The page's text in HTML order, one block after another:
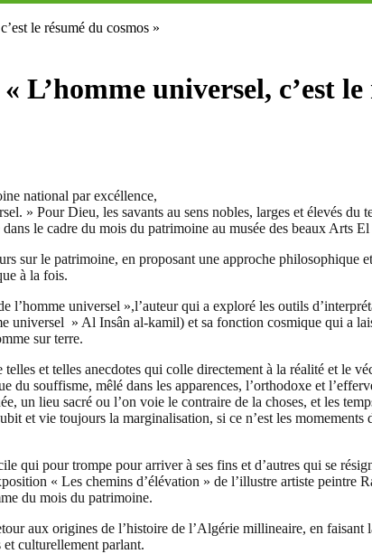
le résumé du cosmos »
universel, c’est le
national par excéllence,
» Pour Dieu, les savants au sens nobles, larges et élevés du
le cadre du mois du patrimoine au musée des beaux Arts
sur le patrimoine, en proposant une approche philosophique
à la fois.
universel »,l’auteur qui a exploré les outils
universel » Al Insân al-kamil) et sa fonction cosmique qui a
sur terre.
et telles anecdotes qui colle directement à la réalité et le
souffisme, mêlé dans les apparences, l’orthodoxe et
un lieu sacré ou l’on voie le contraire de la choses, et les
et vie toujours la marginalisation, si ce n’est les
qui pour trompe pour arriver à ses fins et d’autres qui se
« Les chemins d’élévation » de l’illustre artiste peintre
du mois du patrimoine.
aux origines de l’histoire de l’Algérie millineaire, en
et culturellement parlant.